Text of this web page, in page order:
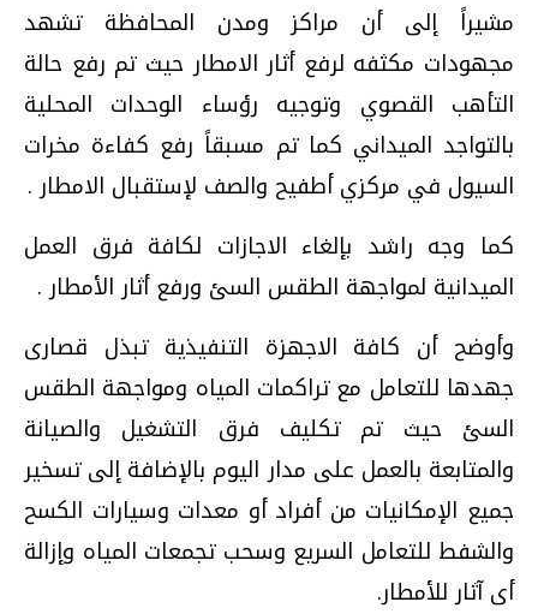
مشيراً إلى أن مراكز ومدن المحافظة تشهد
مجهودات مكثفه لرفع أثار الامطار حيث تم رفع حالة
التأهب القصوي وتوجيه رؤساء الوحدات المحلية
بالتواجد الميداني كما تم مسبقاً رفع كفاءة مخرات
السيول في مركزي أطفيح والصف لإستقبال الامطار .
كما وجه راشد بإلغاء الاجازات لكافة فرق العمل
الميدانية لمواجهة الطقس السئ ورفع أثار الأمطار .
وأوضح أن كافة الاجهزة التنفيذية تبذل قصارى
جهدها للتعامل مع تراكمات المياه ومواجهة الطقس
السئ حيث تم تكليف فرق التشغيل والصيانة
والمتابعة بالعمل على مدار اليوم بالإضافة إلى تسخير
جميع الإمكانيات من أفراد أو معدات وسيارات الكسح
والشفط للتعامل السريع وسحب تجمعات المياه وإزالة
أى آثار للأمطار.